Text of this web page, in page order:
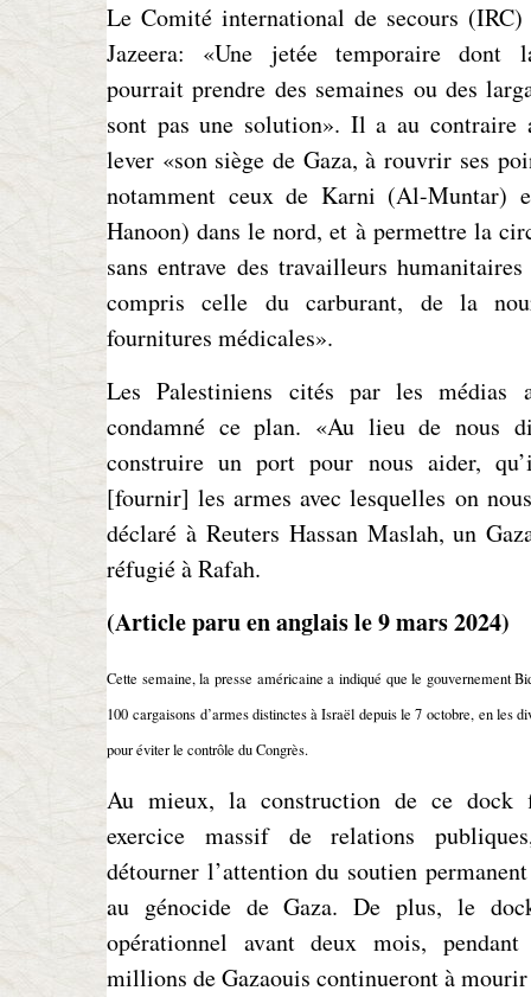
Le Comité international de secours
Jazeera: «Une jetée temporaire dont
pourrait prendre des semaines ou des
sont pas une solution». Il a au contraire
lever «son siège de Gaza, à rouvrir ses
notamment ceux de Karni (Al-Muntar)
Hanoon) dans le nord, et à permettre la
sans entrave des travailleurs
compris celle du carburant, de la
fournitures médicales».
Les Palestiniens cités par les médias
condamné ce plan. «Au lieu de nous
construire un port pour nous aider,
[fournir] les armes avec lesquelles on
déclaré à Reuters Hassan Maslah, un
réfugié à Rafah.
(Article paru en anglais le 9 mars 2024)
Cette semaine, la presse américaine a indiqué que le gouvernement
100 cargaisons d’armes distinctes à Israël depuis le 7 octobre, en les
pour éviter le contrôle du Congrès.
Au mieux, la construction de ce dock
exercice massif de relations
détourner l’attention du soutien
au génocide de Gaza. De plus, le
opérationnel avant deux mois, pendant
millions de Gazaouis continueront à